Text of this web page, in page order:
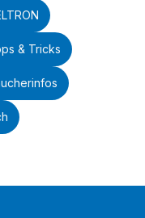
& Tricks